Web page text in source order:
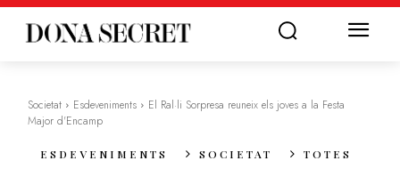
Societat Esdeveniments
El Ral·li Sorpresa reuneix els joves a la Festa
Major d'Encamp
ESDEVENIMENTS SOCIETAT TOTES